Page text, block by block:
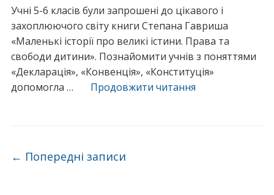
Учні 5-6 класів були запрошені до цікавого і
захоплюючого світу книги Степана Гавриша
«Маленькі історії про великі істини. Права та
свободи дитини». Познайомити учнів з поняттями
«Декларація», «Конвенція», «Конституція»
допомогла …
Продовжити читання“Пізнаємо
Навігація по запису
← Попередні записи